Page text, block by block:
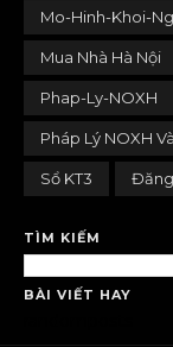
Mo-Hinh-Khoi-
Mua Nhà Hà Nội
Phap-Ly-NOXH
Pháp Lý NOXH
Sổ KT3
TÌM KIẾM
BÀI VIẾT HAY